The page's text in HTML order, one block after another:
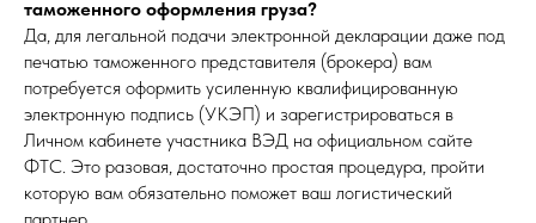
таможенного оформления груза?
Да, для легальной подачи электронной декларации даже под
печатью таможенного представителя (брокера) вам
потребуется оформить усиленную квалифицированную
электронную подпись (УКЭП) и зарегистрироваться в
Личном кабинете участника ВЭД на официальном сайте
ФТС. Это разовая, достаточно простая процедура, пройти
которую вам обязательно поможет ваш логистический